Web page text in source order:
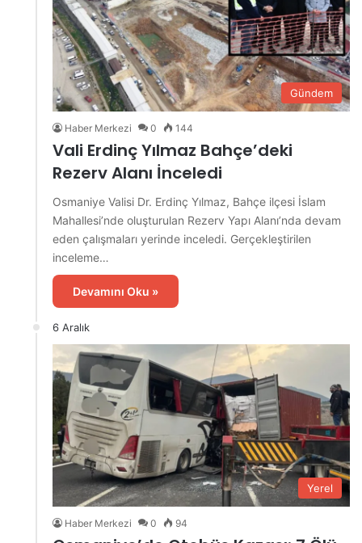
Gündem
Haber Merkezi 0 144
Vali Erdinç Yılmaz Bahçe’deki
Rezerv Alanı İnceledi
Osmaniye Valisi Dr. Erdinç Yılmaz, Bahçe ilçesi İslam
Mahallesi’nde oluşturulan Rezerv Yapı Alanı’nda devam
eden çalışmaları yerinde inceledi. Gerçekleştirilen
inceleme…
Devamını Oku »
6 Aralık
Yerel
Haber Merkezi 0 94